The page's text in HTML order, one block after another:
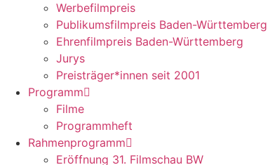
Werbefilmpreis
Publikumsfilmpreis Baden-Württemberg
Ehrenfilmpreis Baden-Württemberg
Jurys
Preisträger*innen seit 2001
Programm
Filme
Programmheft
Rahmenprogramm
Eröffnung 31. Filmschau BW